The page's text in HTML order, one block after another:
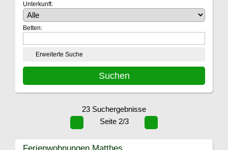
Unterkunft:
Betten:
Erweiterte Suche
23 Suchergebnisse
Seite 2/3
Ferienwohnungen Matthes